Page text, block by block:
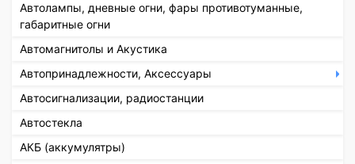
Автолампы, дневные огни, фары противотуманные,
габаритные огни
Автомагнитолы и Акустика
Автопринадлежности, Аксессуары
Автосигнализации, радиостанции
Автостекла
АКБ (аккумулятры)